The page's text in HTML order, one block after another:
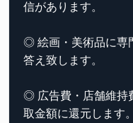
信があります。
◎ 絵画・美術品に専
答え致します。
◎ 広告費・店舗維持
取金額に還元します。